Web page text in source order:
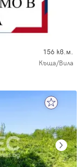
156 кв.м.
Къща/Вила